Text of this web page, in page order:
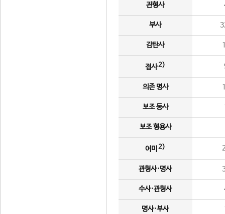
관형사
부사
감탄사
접사2)
의존 명사
보조 동사
보조 형용사
어미 2)
관형사·명사
수사·관형사
명사·부사